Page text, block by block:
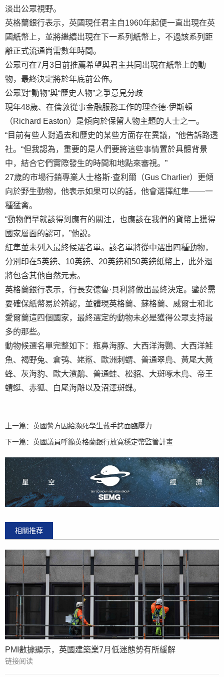
淡出公眾視野。
英格蘭銀行表示，英國現任君主自1960年起便一直出現在英
國紙幣上，並將繼續出現在下一系列紙幣上，不過該系列距
離正式流通尚需數年時間。
公眾可在7月3日前推薦希望與君主共同出現在紙幣上的動
物，最終決定將於年底前公佈。
公眾對“動物”與“歷史人物”之爭意見分歧
現年48歲、在倫敦從事金融服務工作的理查德·伊斯頓
（Richard Easton）是傾向於保留人物主題的人士之一。
“目前有些人對過去和歷史的某些方面存在異議，”他告訴路透
社。“但我認為，重要的是人們要將這些事情置於具體背景
中，結合它們實際發生的時間和地點來審視。”
27歲的市場行銷專業人士格斯·查利爾（Gus Charlier）更傾
向於野生動物，他表示如果可以的話，他會選擇紅隼——一
種猛禽。
“動物們早就該得到應有的關注，也應該在我們的貨幣上獲得
國家層面的認可，”他說。
紅隼並未列入最終候選名單。該名單將從中選出四種動物，
分別印在5英鎊、10英鎊、20英鎊和50英鎊紙幣上，此外還
將包含其他自然元素。
英格蘭銀行表示，行長安德魯·貝利將做出最終決定。鑒於需
要確保紙幣易於辨認，並體現英格蘭、蘇格蘭、威爾士和北
愛爾蘭這四個國家，最終選定的動物未必是獲得公眾支持最
多的那些。
動物候選名單完整如下：瓶鼻海豚、大西洋海鸚、大西洋鮭
魚、褐野兔、倉鸮、姥鯊、歐洲刺蝟、普通翠鳥、黃尾大黃
蜂、灰海豹、歐大濱鷸、普通蛙、松貂、大斑啄木鳥、帝王
蜻蜓、赤狐、白尾海雕以及沼澤斑蝶。
上一篇： 英國警方因給瀕死學生戴手銬面臨壓力
下一篇： 英國議員呼籲英格蘭銀行放寬穩定幣監管計畫
相關推荐
PMI數據顯示，英國建築業7月低迷態勢有所緩解
链接阅读